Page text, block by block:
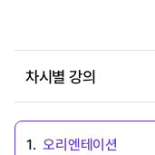
차시별 강의
1. 오리엔테이션